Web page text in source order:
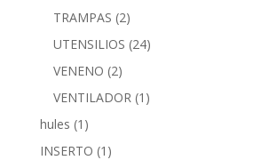
TRAMPAS (2)
UTENSILIOS (24)
VENENO (2)
VENTILADOR (1)
hules (1)
INSERTO (1)